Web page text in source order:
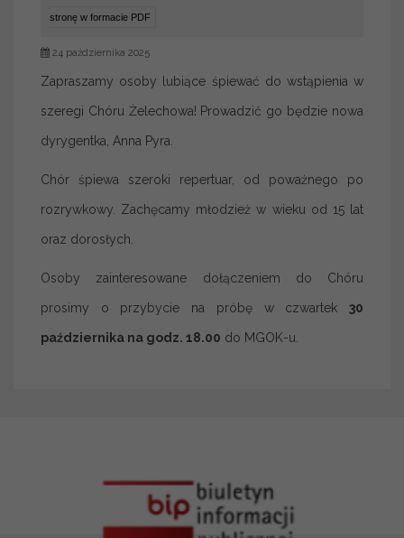
stronę w formacie PDF
24 października 2025
Zapraszamy osoby lubiące śpiewać do wstąpienia w
szeregi Chóru Żelechowa! Prowadzić go będzie nowa
dyrygentka, Anna Pyra.
Chór śpiewa szeroki repertuar, od poważnego po
rozrywkowy. Zachęcamy młodzież w wieku od 15 lat
oraz dorosłych.
Osoby zainteresowane dołączeniem do Chóru
prosimy o przybycie na próbę w czwartek 30
października na godz. 18.00 do MGOK-u.